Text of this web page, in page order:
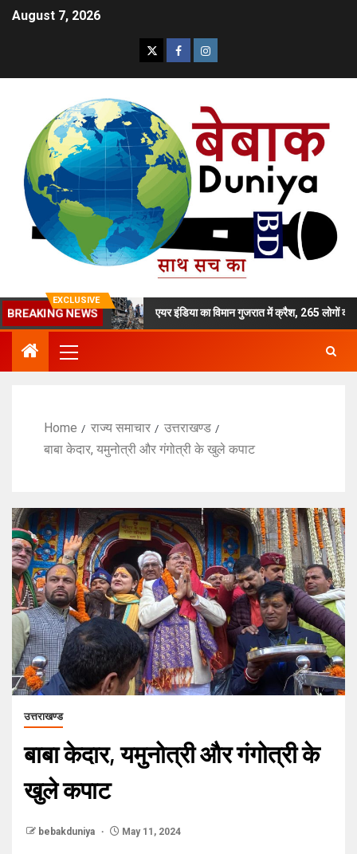
August 7, 2026
EXCLUSIVE
BREAKING NEWS
का मर्डर एयर इंडिया का विमान गुजरात में क्रैश, 265 लोगों की मौत
Home राज्य समाचार
उत्तराखण्ड
बाबा केदार, यमुनोत्री और गंगोत्री के खुले कपाट
उत्तराखण्ड
बाबा केदार, यमुनोत्री और गंगोत्री के
खुले कपाट
bebakduniya May 11, 2024